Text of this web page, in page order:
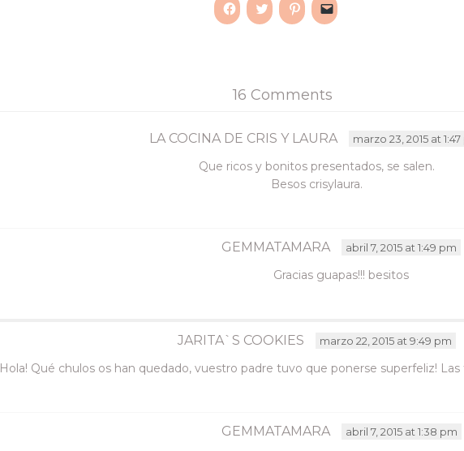
Haz
abre
nueva)
Haz
abre
nueva)
Haz
abre
nueva)
Haz
correo
amigo
(Se
en
una
ventana
16 Comments
LA COCINA DE CRIS Y LAURA marzo 23, 2015 at
Que ricos y bonitos presentados, se salen.
Besos crisylaura.
GEMMATAMARA abril 7, 2015 at 1:49 pm
Gracias guapas!!! besitos
JARITA`S COOKIES marzo 22, 2015 at 9:49 pm
Hola! Qué chulos os han quedado, vuestro padre tuvo que ponerse superfeliz!
GEMMATAMARA abril 7, 2015 at 1:38 pm